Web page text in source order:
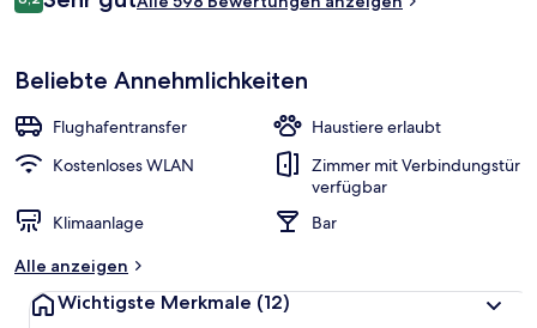
8,2 von 10.
Beliebte Annehmlichkeiten
Flughafentransfer
Haustiere erlaubt
Kostenloses WLAN
Zimmer mit Verbindungstür
verfügbar
Klimaanlage
Bar
Alle anzeigen
Wichtigste Merkmale (12)